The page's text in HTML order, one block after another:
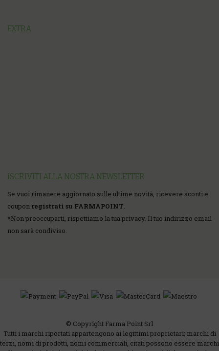
EXTRA
ISCRIVITI ALLA NOSTRA NEWSLETTER
Se vuoi rimanere aggiornato sulle ultime novità, ricevere sconti e
coupon registrati su FARMAPOINT.
*Non preoccuparti, rispettiamo la tua privacy. Il tuo indirizzo email
non sarà condiviso.
© Copyright Farma Point Srl
Tutti i marchi riportati appartengono ai legittimi proprietari; marchi di
terzi, nomi di prodotti, nomi commerciali, citati possono essere marchi